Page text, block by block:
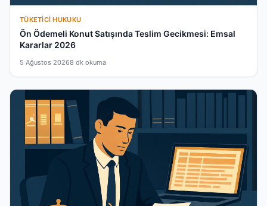
TÜKETICI HUKUKU
Ön Ödemeli Konut Satışında Teslim Gecikmesi: Emsal
Kararlar 2026
5 Ağustos 20268 dk okuma